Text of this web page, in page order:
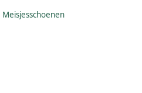
Meisjesschoenen